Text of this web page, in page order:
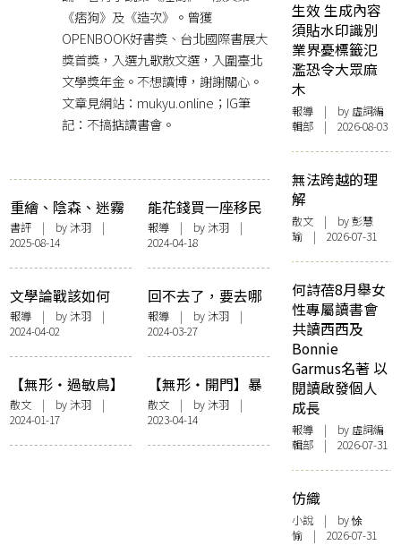
《痞狗》及《造次》。曾獲
OPENBOOK好書獎、台北國際書展大
獎首獎，入選九歌散文選，入圍臺北
文學獎年金。不想讀博，謝謝關心。
文章見網站：mukyu.online；IG筆
記：不搞掂讀書會。
重繪、陰森、迷霧
——韓麗珠的《裸
山》氛圍
書評 | by沐羽 |
2025-08-14
能花錢買一座移民
的島，能不能買到
港式混雜性？——
楊佳嫻 × 鄧小樺
× 羅貴祥「臺北．
香港．雙城跨域」
講座側記
報導| by沐羽|
2024-04-18
文學論戰該如何
打？由香港打到台
灣的一段往事——
羅貴祥 x 朱宥勳
「要不要直接
說？」講座側記
報導 | by沐羽 |
2024-04-02
回不去了，要去哪
裡？——「文學的
原鄉與異鄉：陳慧
X沐羽」講座側記
報導| by沐羽|
2024-03-27
【無形・過敏鳥】
左右右左移動
散文 | by沐羽 |
2024-01-17
【無形・開門】暴
力鄰舍
散文| by沐羽|
2023-04-14
生效 生成內容
須貼水印識別
業界憂標籤氾
濫恐令大眾麻
木
報導 | by 虛詞編
輯部 | 2026-08-03
無法跨越的理
解
散文 | by 彭慧
瑜 | 2026-07-31
何詩蓓8月舉女
性專屬讀書會
共讀西西及
Bonnie
Garmus名著 以
閱讀啟發個人
成長
報導 | by 虛詞編
輯部 | 2026-07-31
仿織
小說 | by 悇
愉 | 2026-07-31